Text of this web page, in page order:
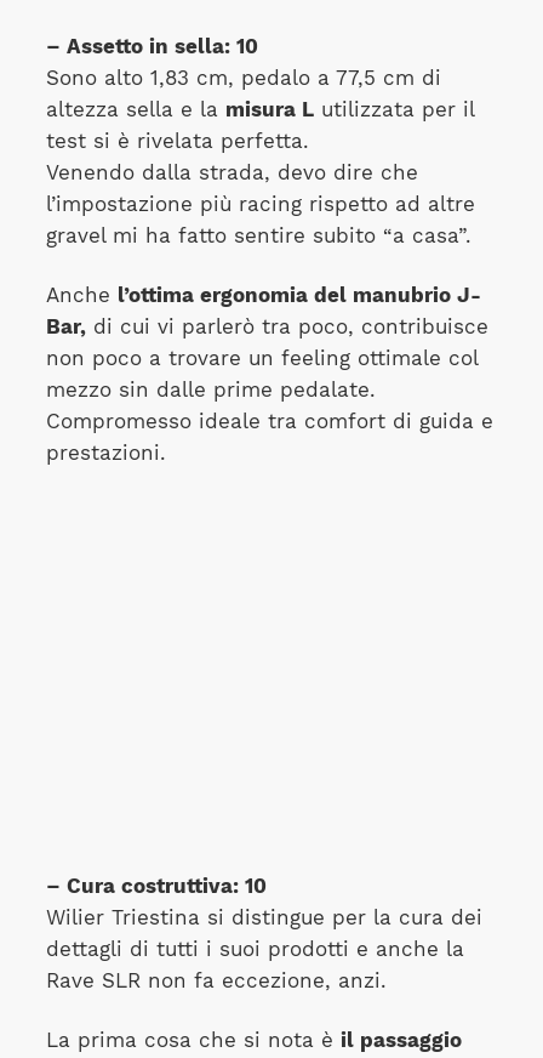
– Assetto in sella: 10
Sono alto 1,83 cm, pedalo a 77,5 cm di
altezza sella e la misura Lutilizzata per il
test si è rivelata perfetta.
Venendo dalla strada, devo dire che
l’impostazione più racing rispetto ad altre
gravel mi ha fatto sentire subito “a casa”.
Anche l’ottima ergonomia del manubrio J-
Bar,di cui vi parlerò tra poco, contribuisce
non poco a trovare un feeling ottimale col
mezzo sin dalle prime pedalate.
Compromesso ideale tra comfort di guida e
prestazioni.
– Cura costruttiva: 10
Wilier Triestina si distingue per la cura dei
dettagli di tutti i suoi prodotti e anche la
Rave SLR non fa eccezione, anzi.
La prima cosa che si nota è il passaggio